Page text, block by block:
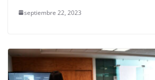
septiembre 22, 2023